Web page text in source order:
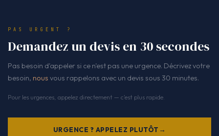
PAS URGENT ?
Demandez un devis en 30 secondes
Pas besoin d'appeler si ce n'est pas une urgence. Décrivez votre
besoin, nous vous rappelons avec un devis sous 30 minutes.
Pour les urgences, appelez directement — c'est plus rapide.
URGENCE ? APPELEZ PLUTÔT